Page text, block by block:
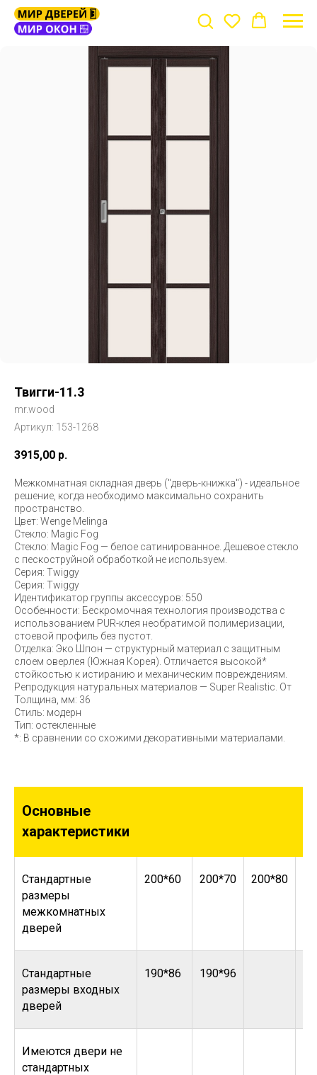
Твигги-11.3
mr.wood
Артикул: 153-1268
3915,00 р.
Межкомнатная складная дверь ("дверь-книжка") - идеальное
решение, когда необходимо максимально сохранить
пространство.
Цвет: Wenge Melinga
Стекло: Magic Fog
Стекло: Magic Fog — белое сатинированное. Дешевое стекло
с пескоструйной обработкой не используем.
Серия: Twiggy
Серия: Twiggy
Идентификатор группы аксессуров: 550
Особенности: Бескромочная технология производства с
использованием PUR-клея необратимой полимеризации,
стоевой профиль без пустот.
Отделка: Эко Шпон — структурный материал с защитным
слоем оверлея (Южная Корея). Отличается высокой*
стойкостью к истиранию и механическим повреждениям.
Репродукция натуральных материалов — Super Realistic. От
Толщина, мм: 36
Стиль: модерн
Тип: остекленные
*: В сравнении со схожими декоративными материалами.
Основные
характеристики
Стандартные
размеры
межкомнатных
дверей
200*60 200*70 200*80
Стандартные
размеры входных
дверей
190*86 190*96
Имеются двери не
стандартных